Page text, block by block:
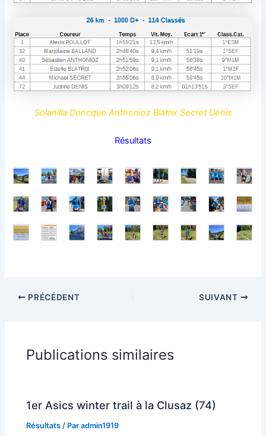
Solanilla Doncque Anthonioz Blatrix Secret Denis
Résultats
PRÉCÉDENT SUIVANT
Publications similaires
1er Asics winter trail à la Clusaz (74)
Résultats / Paradmin1919